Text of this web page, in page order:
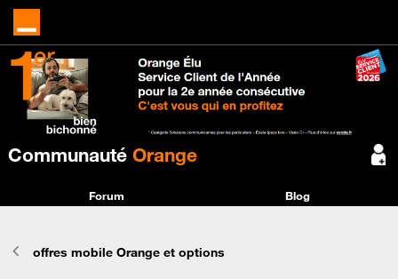
Communauté Orange
Forum Blog
offres mobile Orange et options